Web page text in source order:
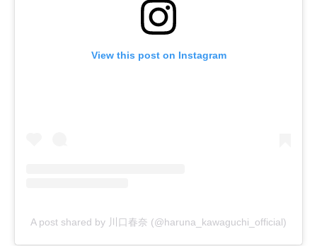
View this post on Instagram
A post shared by 川口春奈 (@haruna_kawaguchi_official)